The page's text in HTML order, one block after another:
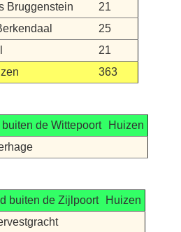
Bruggenstein
21
25
21
363
buiten de Wittepoort
Huizen
buiten de Zijlpoort
Huizen